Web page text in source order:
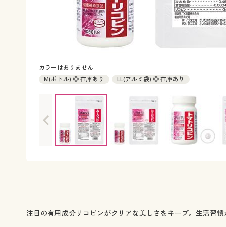
カラーはありません
M(ボトル) ◎ 在庫あり
LL(アルミ袋) ◎ 在庫あり
注目の有用成分リコピンがクリアな美しさをキープ。生活習慣